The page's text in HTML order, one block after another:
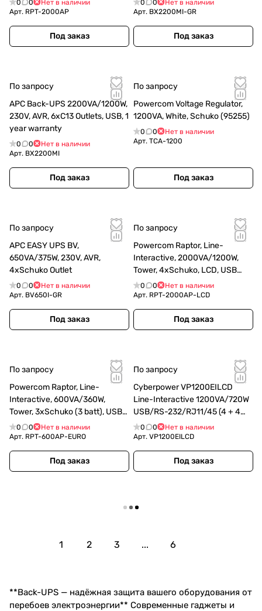
0 0
Нет в наличии
Арт. RPT-2000AP
Под заказ
0 0
Нет в наличии
Арт. BX2200MI-GR
Под заказ
По запросу
APC Back-UPS 2200VA/1200W,
230V, AVR, 6xC13 Outlets, USB, 1
year warranty
0 0
Нет в наличии
Арт. BX2200MI
Под заказ
По запросу
Powercom Voltage Regulator,
1200VA, White, Schuko (95255)
0 0
Нет в наличии
Арт. TCA-1200
Под заказ
По запросу
APC EASY UPS BV,
650VA/375W, 230V, AVR,
4xSchuko Outlet
0 0
Нет в наличии
Арт. BV650I-GR
Под заказ
По запросу
Powercom Raptor, Line-
Interactive, 2000VA/1200W,
Tower, 4xSchuko, LCD, USB
(1107537)
0 0
Нет в наличии
Арт. RPT-2000AP-LCD
Под заказ
По запросу
Powercom Raptor, Line-
Interactive, 600VA/360W,
Tower, 3xSchuko (3 batt), USB
(859793)
0 0
Нет в наличии
Арт. RPT-600AP-EURO
Под заказ
По запросу
Cyberpower VP1200EILCD
Line-Interactive 1200VA/720W
USB/RS-232/RJ11/45 (4 + 4
IEC С13)
0 0
Нет в наличии
Арт. VP1200EILCD
Под заказ
Загрузить еще
1 2 3 ... 6
**Back-UPS — надёжная защита вашего оборудования от
перебоев электроэнергии** Современные гаджеты и